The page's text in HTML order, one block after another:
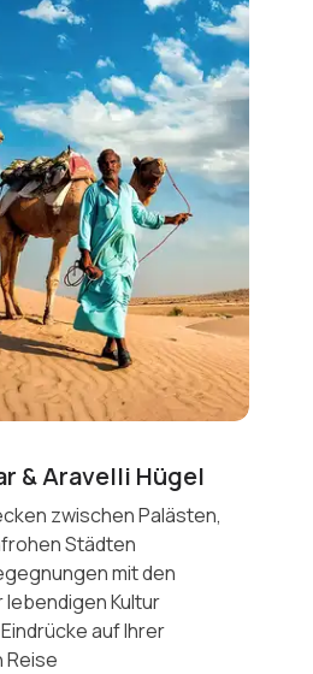
& Aravelli Hügel
zwischen Palästen,
Städten
mit den
lebendigen Kultur
auf Ihrer
Reise